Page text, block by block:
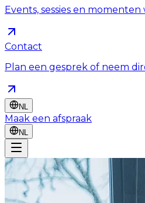
Events, sessies en
Contact
Plan een gesprek of neem
NL
Maak een afspraak
NL